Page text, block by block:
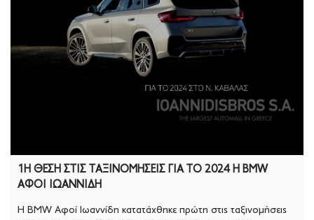
1Η ΘΕΣΗ ΣΤΙΣ ΤΑΞΙΝΟΜΗΣΕΙΣ ΓΙΑ ΤΟ 2024 Η BMW
ΑΦΟΙ ΙΩΑΝΝΙΔΗ
Η BMW Αφοί Ιωαννίδη κατατάχθηκε πρώτη στις ταξινομήσεις